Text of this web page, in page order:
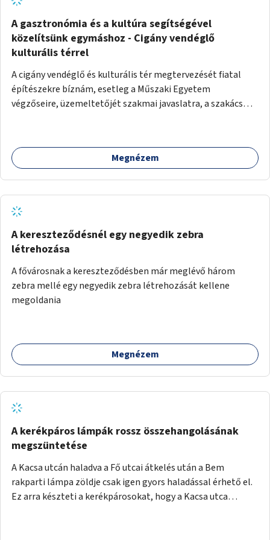
A gasztronómia és a kultúra segítségével
közelítsünk egymáshoz - Cigány vendéglő
kulturális térrel
A cigány vendéglő és kulturális tér megtervezését fiatal
építészekre bíznám, esetleg a Műszaki Egyetem
végzőseire, üzemeltetőjét szakmai javaslatra, a szakács
hagyományos cigányzene mellett, koncertek, gitárestek,
jazz művészek, roma diákok fellépései színesítenék a
a FreeSZFE hallgatóit, tanárait, teret adva az ő
kibontakozásuknak is. Színes, változatos műsor mellett
baráti körök alakulhatnak, hiszen a kultúra óriási kovász. A
falakat nagy cigány festők, Péli Tamás, Szentandrássy
festményei mellett, L. Ritók Nóra (Igazgyöngy)
gyermekeinek elismert rajzaiból időszaki kiállítás is helyet
kaphatna a térben. Segítségül Józsefváros önkormányzata,
Megnézem
A kereszteződésnél egy negyedik zebra
létrehozása
A fővárosnak a kereszteződésben már meglévő három
zebra mellé egy negyedik zebra létrehozását kellene
megoldania
Megnézem
A kerékpáros lámpák rossz összehangolásának
megszüntetése
A Kacsa utcán haladva a Fő utcai átkelés után a Bem
rakparti lámpa zöldje csak igen gyors haladással érhető el.
Ez arra készteti a kerékpárosokat, hogy a Kacsa utca